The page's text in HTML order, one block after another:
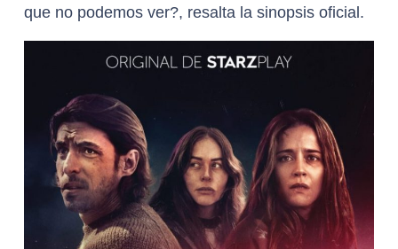
que no podemos ver?, resalta la sinopsis oficial.